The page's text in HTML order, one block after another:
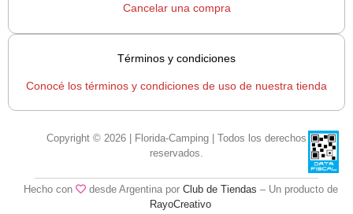
Cancelar una compra
Términos y condiciones
Conocé los términos y condiciones de uso de nuestra tienda
Copyright © 2026 | Florida-Camping | Todos los derechos
reservados.
Hecho con desde Argentina por Club de Tiendas – Un producto de
RayoCreativo